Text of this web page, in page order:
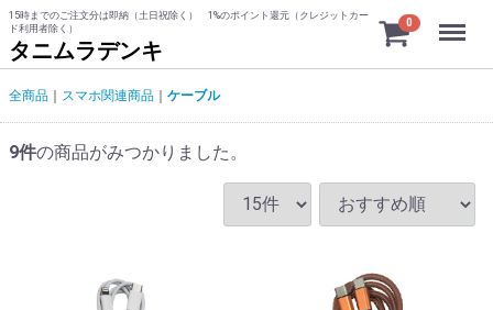
15時までのご注文分は即納（土日祝除く） 1%のポイント還元（クレジットカー
ド利用者除く）
タニムラデンキ
0 Menu
全商品 スマホ関連商品 ケーブル
9件の商品がみつかりました。